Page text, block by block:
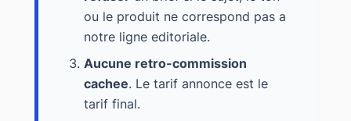
ou le produit ne correspond pas a
notre ligne editoriale.
Aucune retro-commission
cachee. Le tarif annonce est le
tarif final.